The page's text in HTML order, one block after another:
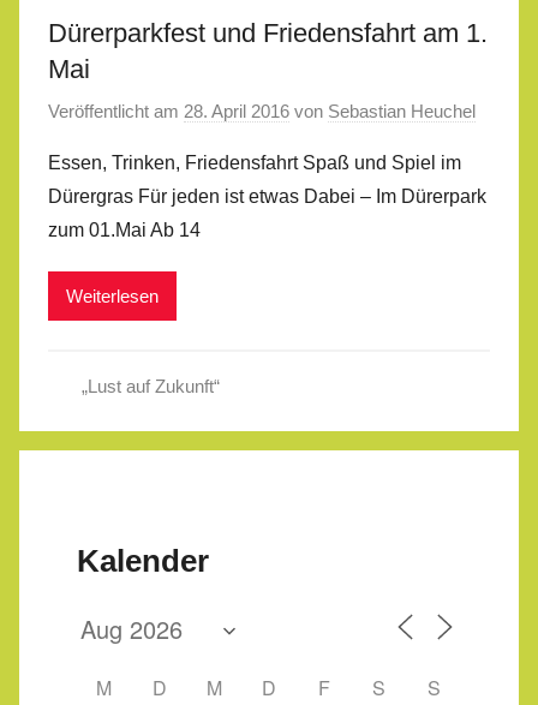
Dürerparkfest und Friedensfahrt am 1.
Mai
Veröffentlicht am 28. April 2016 von Sebastian Heuchel
Essen, Trinken, Friedensfahrt Spaß und Spiel im
Dürergras Für jeden ist etwas Dabei – Im Dürerpark
zum 01.Mai Ab 14
Weiterlesen
„Lust auf Zukunft“
Kalender
M D M D F S
S